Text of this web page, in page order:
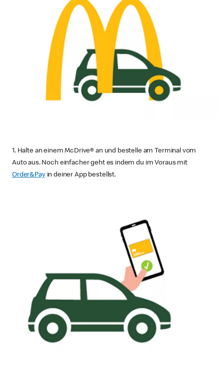
1. Halte an einem McDrive® an und bestelle am Terminal vom
Auto aus. Noch einfacher geht es indem du im Voraus mit
Order&Payin deiner App bestellst.